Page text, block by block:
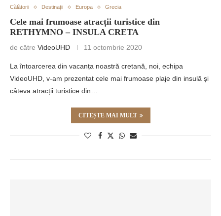
Călătorii Destinații Europa Grecia
Cele mai frumoase atracții turistice din
RETHYMNO – INSULA CRETA
de către VideoUHD 11 octombrie 2020
La întoarcerea din vacanța noastră cretană, noi, echipa
VideoUHD, v-am prezentat cele mai frumoase plaje din insulă și
câteva atracții turistice din…
CITEȘTE MAI MULT